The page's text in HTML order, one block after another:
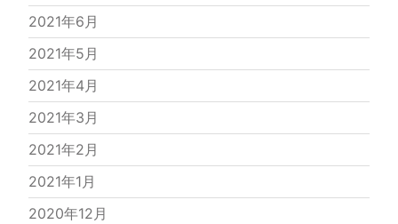
2021年6月
2021年5月
2021年4月
2021年3月
2021年2月
2021年1月
2020年12月